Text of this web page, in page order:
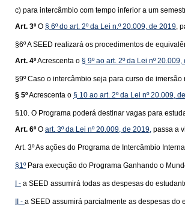
c) para intercâmbio com tempo inferior a um
Art. 3º O § 6º do art. 2º da Lei n.º 20.009, de 2019,
§6º A SEED realizará os procedimentos de
Art. 4ºAcrescenta o § 9º ao art. 2º da Lei nº
§9º Caso o intercâmbio seja para curso de
§ 5ºAcrescenta o § 10 ao art. 2º da Lei nº 20.009,
§10. O Programa poderá destinar vagas para
Art. 6º O art. 3º da Lei nº 20.009, de 2019, passa a
Art. 3º As ações do Programa de Intercâmbio
§1ºPara execução do Programa Ganhando o
I - a SEED assumirá todas as despesas do
II - a SEED assumirá parcialmente as despesas